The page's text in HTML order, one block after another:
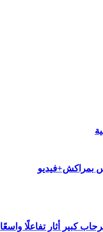
بمراكش+فيديو
كبير أثار تفاعلًا واسعًا